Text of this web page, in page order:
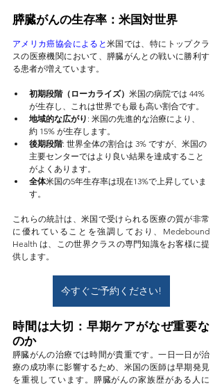
膵臓がんの生存率：米国対世界
アメリカ癌協会によると米国では、特にトップクラ
スの医療機関において、膵臓がんとの戦いに勝利す
る患者が増えています。
初期段階（ローカライズ） 米国の病院では 44%
が生存し、これは世界でも最も高い割合です。
地域的な広がり : 米国の先進的な治療により、
約 15% が生存します。
後期段階: 世界全体の割合は 3% ですが、米国の
主要センターではより良い結果を達成すること
がよくあります。
全体米国の5年生存率は現在13%で上昇していま
す。
これらの統計は、米国で受けられる医療の質が非常
に優れていることを強調しており、Medebound
Health は、こ​​の世界クラスの専門知識をお客様に提
供します。
今すぐご予約ください!
時間は大切：早期ケアがなぜ重要な
のか
膵臓がんの治療では時間が貴重です。一日一日が治
療の成功率に影響するため、米国の医師は早期発見
を重視しています。膵臓がんの家族歴がある人に